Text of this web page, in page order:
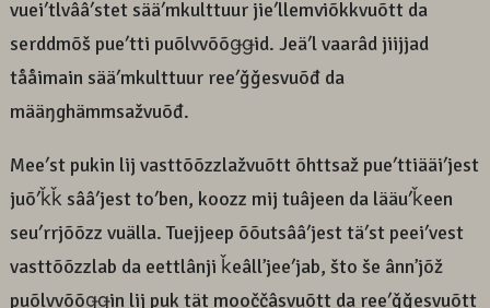
vueiʹtlvââʹstet sääʹmkulttuur jieʹllemviõkkvuõtt da
serddmõš pueʹtti puõlvvõõǥǥid. Jeäʹl vaarâd jiijjad
tååimain sääʹmkulttuur reeʹǧǧesvuõđ da
määŋghämmsažvuõđ.
Meeʹst pukin lij vasttõõzzlažvuõtt õhttsaž pueʹttiääiʹjest
juõʹǩǩ sââʹjest toʹben, koozz mij tuâjeen da lääuʹǩeen
seuʹrrjõõzz vuälla. Tuejjeep õõutsââʹjest täʹst peeiʹvest
vasttõõzzlab da eettlânji ǩeâllʼjeeʹjab, što še ânnʼjõž
puõlvvõõǥǥin lij puk tät mooččâsvuõtt da reeʹǧǧesvuõtt